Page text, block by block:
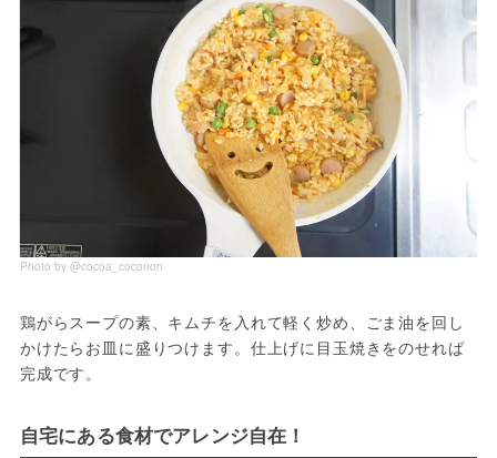
Photo by @cocoa_coconon
鶏がらスープの素、キムチを入れて軽く炒め、ごま油を回し
かけたらお皿に盛りつけます。仕上げに目玉焼きをのせれば
完成です。
自宅にある食材でアレンジ自在！